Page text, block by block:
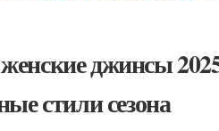
джинсы
стили сезона